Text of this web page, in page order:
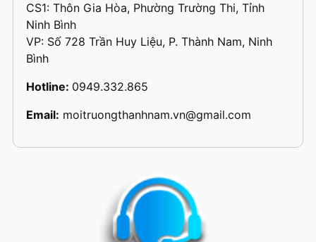
CS1: Thôn Gia Hòa, Phường Trường Thi, Tỉnh
Ninh Bình
VP: Số 728 Trần Huy Liệu, P. Thành Nam, Ninh
Bình
Hotline: 0949.332.865
Email: moitruongthanhnam.vn@gmail.com